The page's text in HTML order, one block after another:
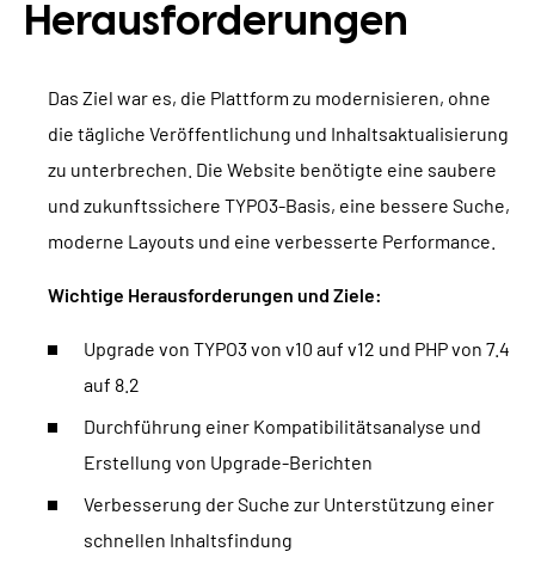
Herausforderungen
Das Ziel war es, die Plattform zu modernisieren, ohne
die tägliche Veröffentlichung und Inhaltsaktualisierung
zu unterbrechen. Die Website benötigte eine saubere
und zukunftssichere TYPO3-Basis, eine bessere Suche,
moderne Layouts und eine verbesserte Performance.
Wichtige Herausforderungen und Ziele:
Upgrade von TYPO3 von v10 auf v12 und PHP von 7.4
auf 8.2
Durchführung einer Kompatibilitätsanalyse und
Erstellung von Upgrade-Berichten
Verbesserung der Suche zur Unterstützung einer
schnellen Inhaltsfindung